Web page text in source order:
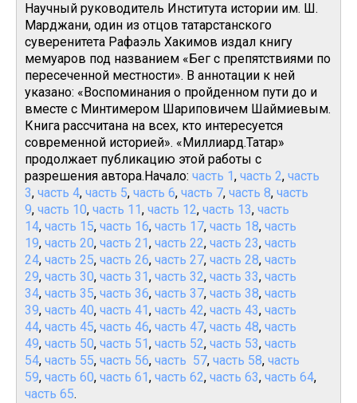
Научный руководитель Института истории им. Ш.
Марджани, один из отцов татарстанского
суверенитета Рафаэль Хакимов издал книгу
мемуаров под названием «Бег с препятствиями по
пересеченной местности». В аннотации к ней
указано: «Воспоминания о пройденном пути до и
вместе с Минтимером Шариповичем Шаймиевым.
Книга рассчитана на всех, кто интересуется
современной историей». «Миллиард.Татар»
продолжает публикацию этой работы с
разрешения автора.Начало: часть 1, часть 2, часть
3, часть 4, часть 5, часть 6, часть 7, часть 8, часть
9, часть 10, часть 11, часть 12, часть 13, часть
14, часть 15, часть 16, часть 17, часть 18, часть
19, часть 20, часть 21, часть 22, часть 23, часть
24, часть 25, часть 26, часть 27, часть 28, часть
29, часть 30, часть 31, часть 32, часть 33, часть
34, часть 35, часть 36, часть 37, часть 38, часть
39, часть 40, часть 41, часть 42, часть 43, часть
44, часть 45, часть 46, часть 47, часть 48, часть
49, часть 50, часть 51, часть 52, часть 53, часть
54, часть 55, часть 56, часть 57, часть 58, часть
59, часть 60, часть 61, часть 62, часть 63, часть 64,
часть 65.